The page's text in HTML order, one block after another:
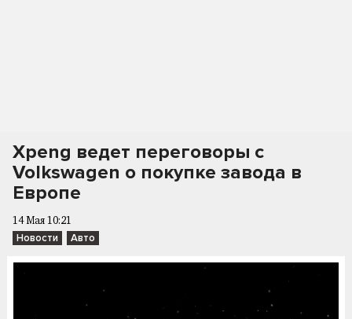
Xpeng ведет переговоры с
Volkswagen о покупке завода в
Европе
14 Мая 10:21
Новости Авто